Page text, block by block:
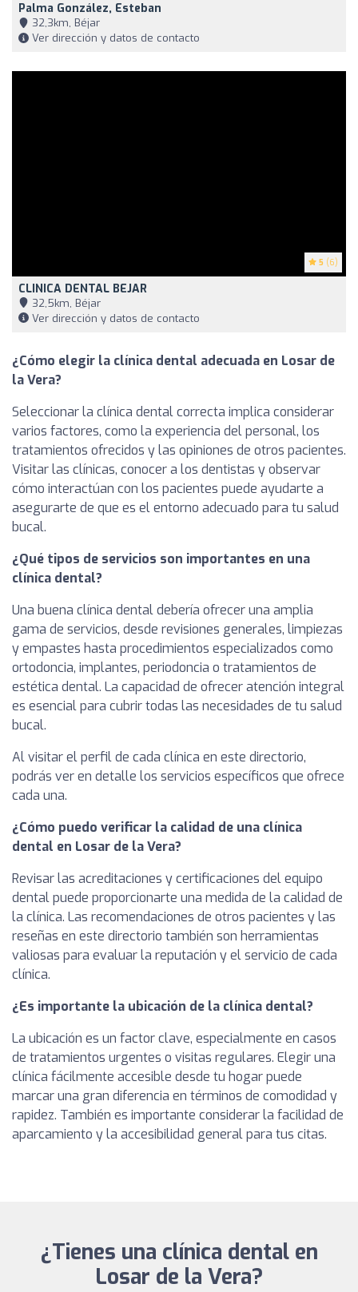
Palma González, Esteban
32,3km, Béjar
Ver dirección y datos de contacto
5 (6)
CLINICA DENTAL BEJAR
32,5km, Béjar
Ver dirección y datos de contacto
¿Cómo elegir la clínica dental adecuada en Losar de
la Vera?
Seleccionar la clínica dental correcta implica considerar
varios factores, como la experiencia del personal, los
tratamientos ofrecidos y las opiniones de otros pacientes.
Visitar las clínicas, conocer a los dentistas y observar
cómo interactúan con los pacientes puede ayudarte a
asegurarte de que es el entorno adecuado para tu salud
bucal.
¿Qué tipos de servicios son importantes en una
clínica dental?
Una buena clínica dental debería ofrecer una amplia
gama de servicios, desde revisiones generales, limpiezas
y empastes hasta procedimientos especializados como
ortodoncia, implantes, periodoncia o tratamientos de
estética dental. La capacidad de ofrecer atención integral
es esencial para cubrir todas las necesidades de tu salud
bucal.
Al visitar el perfil de cada clínica en este directorio,
podrás ver en detalle los servicios específicos que ofrece
cada una.
¿Cómo puedo verificar la calidad de una clínica
dental en Losar de la Vera?
Revisar las acreditaciones y certificaciones del equipo
dental puede proporcionarte una medida de la calidad de
la clínica. Las recomendaciones de otros pacientes y las
reseñas en este directorio también son herramientas
valiosas para evaluar la reputación y el servicio de cada
clínica.
¿Es importante la ubicación de la clínica dental?
La ubicación es un factor clave, especialmente en casos
de tratamientos urgentes o visitas regulares. Elegir una
clínica fácilmente accesible desde tu hogar puede
marcar una gran diferencia en términos de comodidad y
rapidez. También es importante considerar la facilidad de
aparcamiento y la accesibilidad general para tus citas.
¿Tienes una clínica dental en
Losar de la Vera?